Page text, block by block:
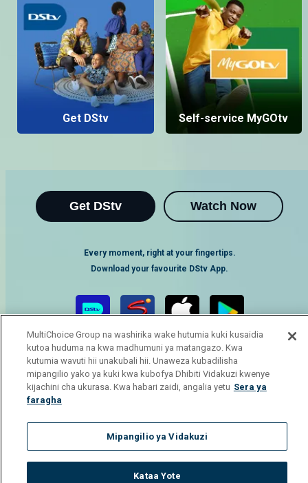
Get DStv Self-service MyGOtv
Get DStv Watch Now
Every moment, right at your fingertips.
Download your favourite DStv App.
MultiChoice Group na washirika wake hutumia kuki kusaidia
kutoa huduma na kwa madhumuni ya matangazo. Kwa
kutumia wavuti hii unakubali hii. Unaweza kubadilisha
mipangilio yako ya kuki kwa kubofya Dhibiti Vidakuzi kwenye
kijachini cha ukurasa. Kwa habari zaidi, angalia yetu Sera ya
faragha
Mipangilio ya Vidakuzi
Kataa Yote